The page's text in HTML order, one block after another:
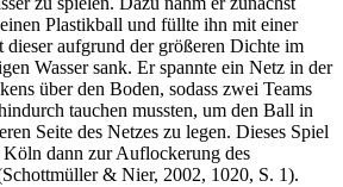
Plastikball und füllte ihn mit einer
dieser aufgrund der größeren Dichte im
Wasser sank. Er spannte ein Netz in der
über den Boden, sodass zwei Teams
tauchen mussten, um den Ball in
Seite des Netzes zu legen. Dieses Spiel
dann zur Auflockerung des
& Nier, 2002, 1020, S. 1).